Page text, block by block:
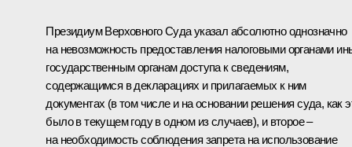
Президиум Верховного Суда указал абсолютно однозначно
на невозможность предоставления налоговыми органами
государственным органам доступа к сведениям,
содержащимся в декларациях и прилагаемых к ним
документах (в том числе и на основании решения суда, как
было в текущем году в одном из случаев), и второе –
на необходимость соблюдения запрета на использование